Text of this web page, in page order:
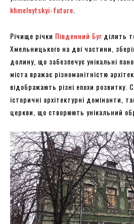
khmelnytskyi-future
Річище річки Південний Буг ділить
Хмельницького на дві частини,
долину, що забезпечує унікальні
міста вражає різноманітністю
відображають різні епохи розвитку.
історичні архітектурні домінанти,
церкви, що створюють унікальний